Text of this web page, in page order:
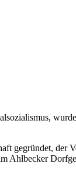
gegründet, der
Ahlbecker